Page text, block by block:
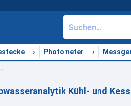
› Photometer ›
Kühl- und